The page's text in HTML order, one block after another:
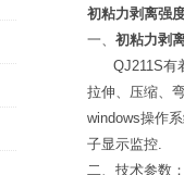
初粘力剥离强
一、 初粘力剥
QJ211S有
拉伸、压缩、
windows操作
子显示监控.
二、 技术参数：